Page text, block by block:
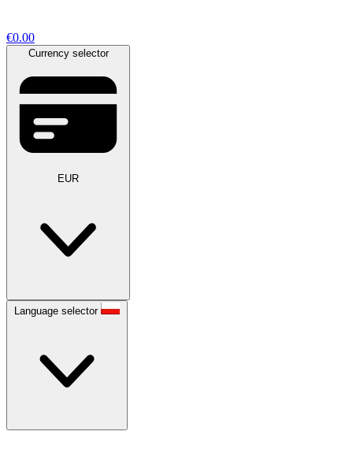
€0.00
Currency selector
EUR
Language selector